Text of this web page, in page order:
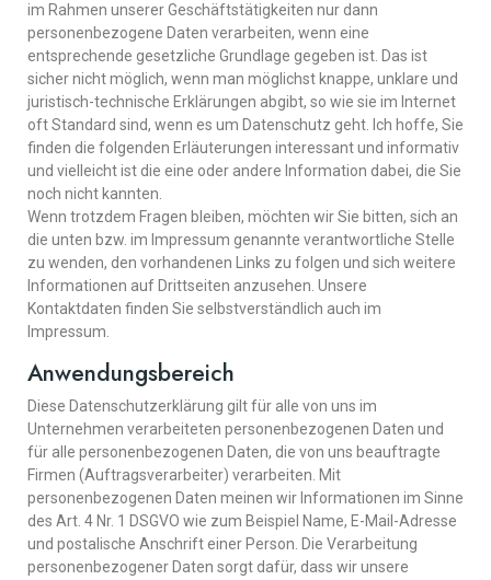
im Rahmen unserer Geschäftstätigkeiten nur dann
personenbezogene Daten verarbeiten, wenn eine
entsprechende gesetzliche Grundlage gegeben ist. Das ist
sicher nicht möglich, wenn man möglichst knappe, unklare und
juristisch-technische Erklärungen abgibt, so wie sie im Internet
oft Standard sind, wenn es um Datenschutz geht. Ich hoffe, Sie
finden die folgenden Erläuterungen interessant und informativ
und vielleicht ist die eine oder andere Information dabei, die Sie
noch nicht kannten.
Wenn trotzdem Fragen bleiben, möchten wir Sie bitten, sich an
die unten bzw. im Impressum genannte verantwortliche Stelle
zu wenden, den vorhandenen Links zu folgen und sich weitere
Informationen auf Drittseiten anzusehen. Unsere
Kontaktdaten finden Sie selbstverständlich auch im
Impressum.
Anwendungsbereich
Diese Datenschutzerklärung gilt für alle von uns im
Unternehmen verarbeiteten personenbezogenen Daten und
für alle personenbezogenen Daten, die von uns beauftragte
Firmen (Auftragsverarbeiter) verarbeiten. Mit
personenbezogenen Daten meinen wir Informationen im Sinne
des Art. 4 Nr. 1 DSGVO wie zum Beispiel Name, E-Mail-Adresse
und postalische Anschrift einer Person. Die Verarbeitung
personenbezogener Daten sorgt dafür, dass wir unsere